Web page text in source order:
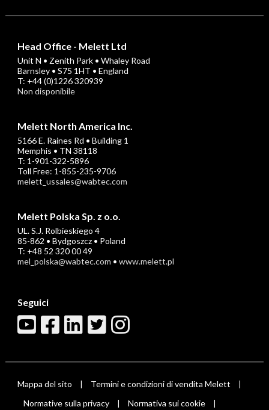
Head Office - Melett Ltd
Unit N • Zenith Park • Whaley Road
Barnsley • S75 1HT • England
T: +44 (0)1226 320939
Non disponibile
Melett North America Inc.
5166 E. Raines Rd • Building 1
Memphis • TN 38118
T: 1-901-322-5896
Toll Free: 1-855-235-9706
melett_ussales@wabtec.com
Melett Polska Sp. z o.o.
UL. S.J. Rolbieskiego 4
85-862 • Bydgoszcz • Poland
T: +48 52 320 00 49
mel_polska@wabtec.com • www.melett.pl
Seguici
Mappa del sito Termini e condizioni di vendita Melett
Normative sulla privacy Normativa sui cookie